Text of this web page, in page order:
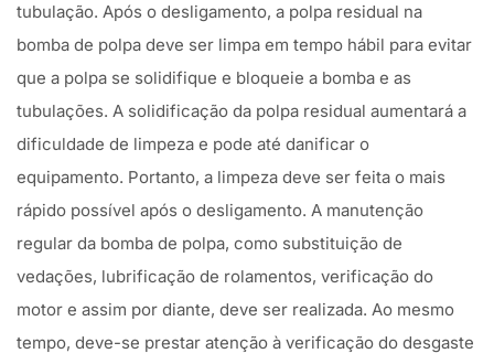
tubulação. Após o desligamento, a polpa residual na
bomba de polpa deve ser limpa em tempo hábil para evitar
que a polpa se solidifique e bloqueie a bomba e as
tubulações. A solidificação da polpa residual aumentará a
dificuldade de limpeza e pode até danificar o
equipamento. Portanto, a limpeza deve ser feita o mais
rápido possível após o desligamento. A manutenção
regular da bomba de polpa, como substituição de
vedações, lubrificação de rolamentos, verificação do
motor e assim por diante, deve ser realizada. Ao mesmo
tempo, deve-se prestar atenção à verificação do desgaste